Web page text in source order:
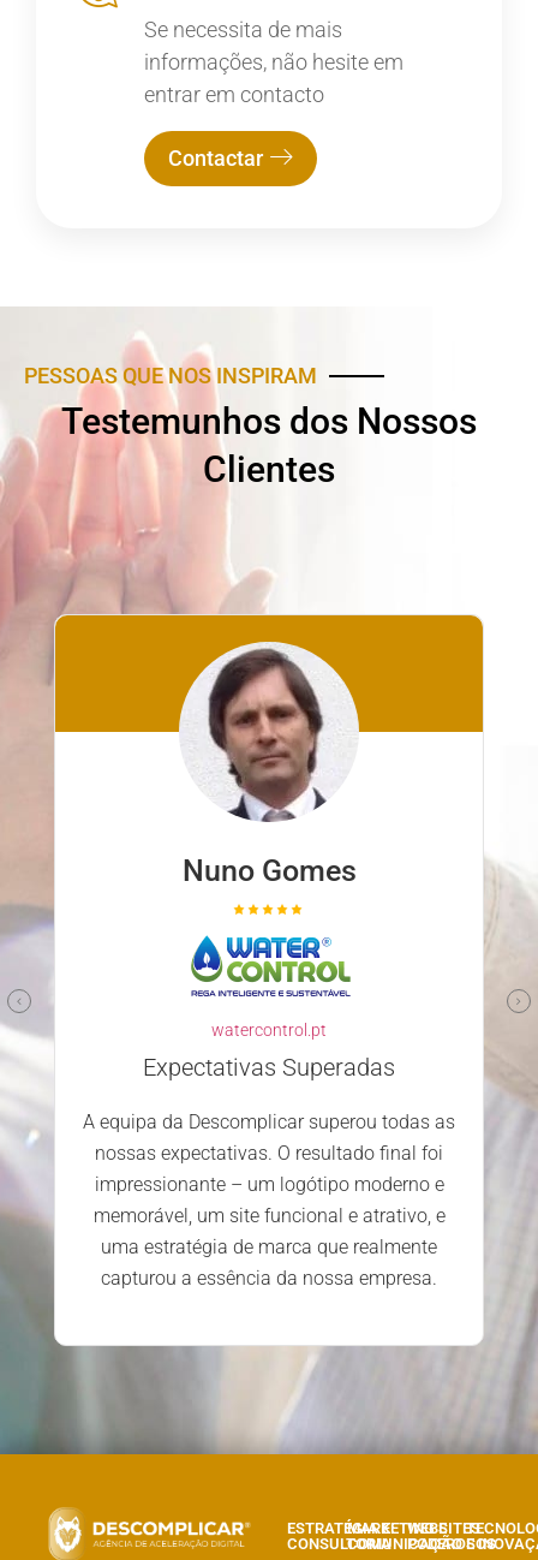
Se necessita de mais
informações, não hesite em
entrar em contacto
Contactar
PESSOAS QUE NOS INSPIRAM
Testemunhos dos Nossos
Clientes
Nuno Gomes
watercontrol.pt
Expectativas Superadas
A equipa da Descomplicar superou todas as
nossas expectativas. O resultado final foi
impressionante – um logótipo moderno e
memorável, um site funcional e atrativo, e
uma estratégia de marca que realmente
capturou a essência da nossa empresa.
ESTRATÉGIA E
CONSULTORIA
MARKETING E
COMUNICAÇÃO
WEBSITES
PODEROSOS
E